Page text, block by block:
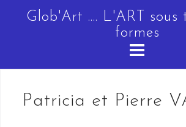
Glob'Art .... L'ART sous
formes
Patricia et Pierre